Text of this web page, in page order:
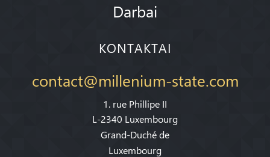
Darbai
KONTAKTAI
contact@millenium-state.com
1. rue Phillipe II
L-2340 Luxembourg
Grand-Duché de
Luxembourg